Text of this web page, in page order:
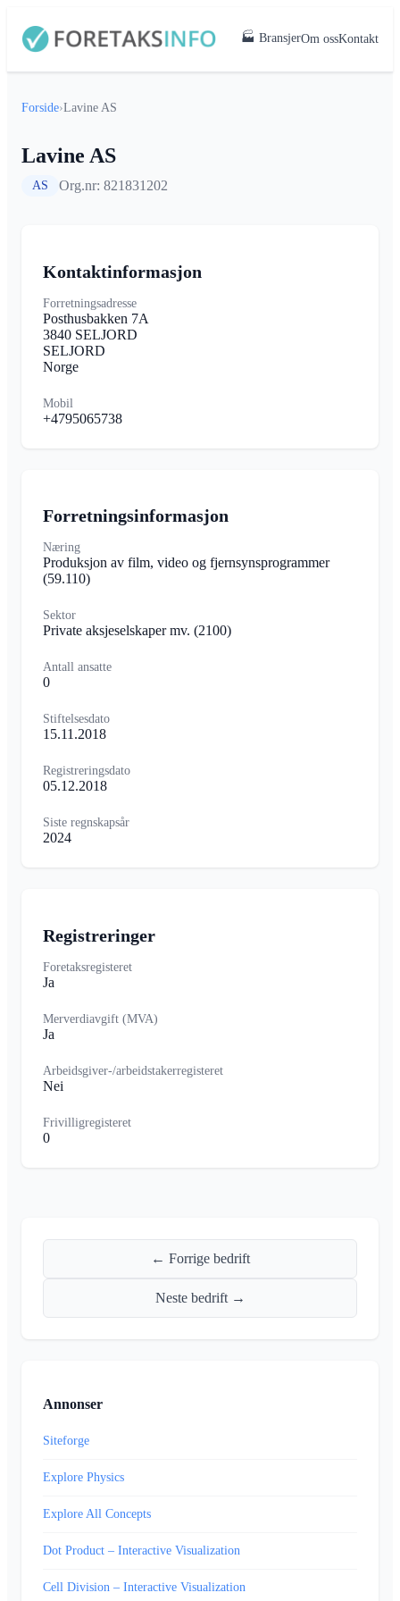
🏭 BransjerOm ossKontakt
Forside›Lavine AS
Lavine AS
AS Org.nr: 821831202
Kontaktinformasjon
Forretningsadresse
Posthusbakken 7A
3840 SELJORD
SELJORD
Norge
Mobil
+4795065738
Forretningsinformasjon
Næring
Produksjon av film, video og fjernsynsprogrammer
(59.110)
Sektor
Private aksjeselskaper mv. (2100)
Antall ansatte
0
Stiftelsesdato
15.11.2018
Registreringsdato
05.12.2018
Siste regnskapsår
2024
Registreringer
Foretaksregisteret
Ja
Merverdiavgift (MVA)
Ja
Arbeidsgiver-/arbeidstakerregisteret
Nei
Frivilligregisteret
0
← Forrige bedrift
Neste bedrift →
Annonser
Siteforge
Explore Physics
Explore All Concepts
Dot Product – Interactive Visualization
Cell Division – Interactive Visualization